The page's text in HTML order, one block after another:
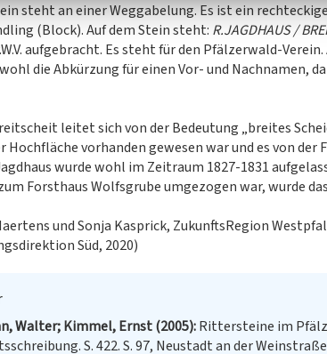
steht an einer Weggabelung. Es ist ein
(Block). Auf dem Stein steht: R.JAGDHAUS /
aufgebracht. Es steht für den Pfälzerwald-
die Abkürzung für einen Vor- und Nachnamen,
leitet sich von der Bedeutung „breites
Hochfläche vorhanden gewesen war und es von
wurde wohl im Zeitraum 1827-1831
Forsthaus Wolfsgrube umgezogen war, wurde
und Sonja Kasprick, ZukunftsRegion
Süd, 2020)
Walter; Kimmel, Ernst (2005) Rittersteine im
S. 422. S. 97, Neustadt an der